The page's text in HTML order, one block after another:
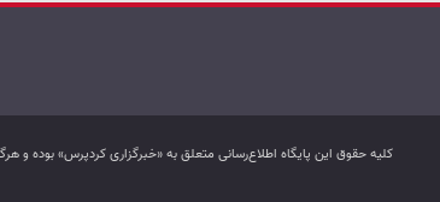
کليه حقوق اين پایگاه اطلاع‌رسانی متعلق به «خبرگزاری کردپرس» بوده و